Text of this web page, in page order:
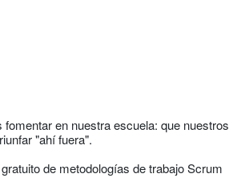
en nuestra escuela: que nuestros
"ahí fuera".
de metodologías de trabajo Scrum